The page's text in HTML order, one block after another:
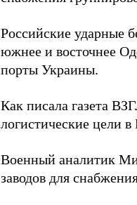
Российские ударные
южнее и восточнее
порты Украины.
Как писала газета
логистические цели в
Военный аналитик
заводов для